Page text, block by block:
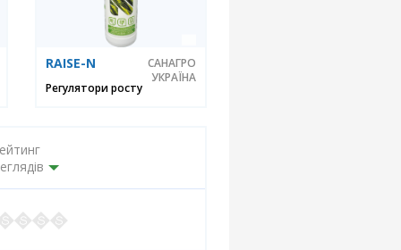
RAISE-N
САНАГРО
УКРАЇНА
Регулятори росту